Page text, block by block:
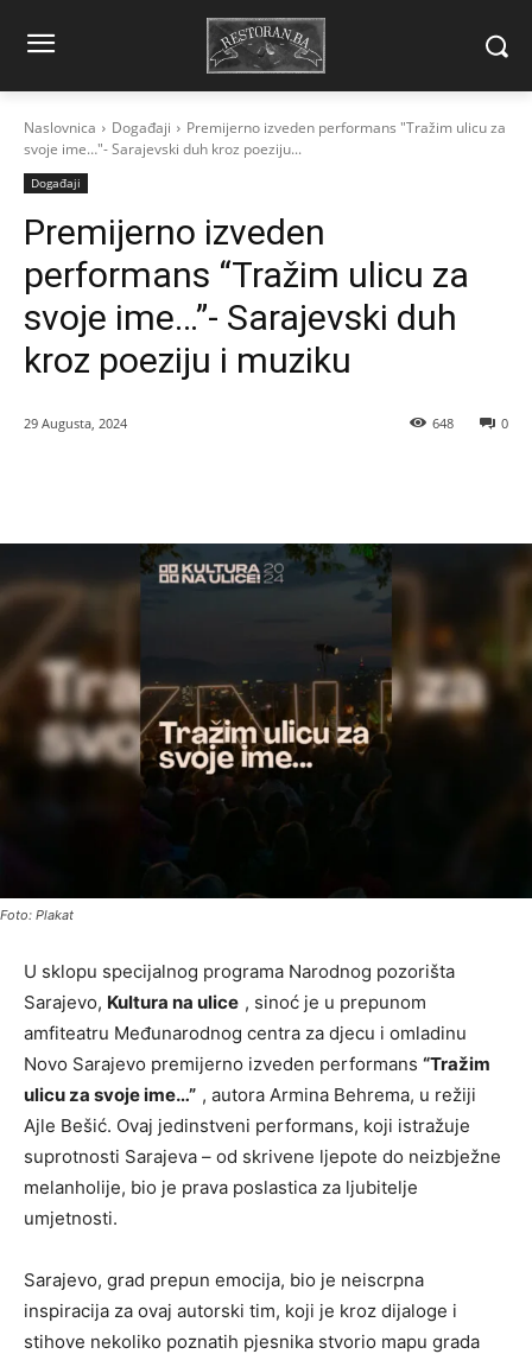
Naslovnica Događaji
Premijerno izveden performans "Tražim ulicu za
svoje ime…"- Sarajevski duh kroz poeziju...
Događaji
Premijerno izveden
performans “Tražim ulicu za
svoje ime…”- Sarajevski duh
kroz poeziju i muziku
29 Augusta, 2024 0
648
Foto: Plakat
U sklopu specijalnog programa Narodnog pozorišta
Sarajevo, Kultura na ulice , sinoć je u prepunom
amfiteatru Međunarodnog centra za djecu i omladinu
Novo Sarajevo premijerno izveden performans “Tražim
ulicu za svoje ime…” , autora Armina Behrema, u režiji
Ajle Bešić. Ovaj jedinstveni performans, koji istražuje
suprotnosti Sarajeva – od skrivene ljepote do neizbježne
melanholije, bio je prava poslastica za ljubitelje
umjetnosti.
Sarajevo, grad prepun emocija, bio je neiscrpna
inspiracija za ovaj autorski tim, koji je kroz dijaloge i
stihove nekoliko poznatih pjesnika stvorio mapu grada